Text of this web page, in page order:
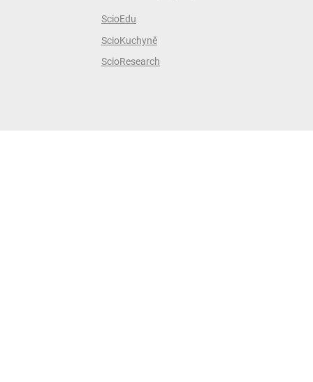
ScioEdu
ScioKuchyně
ScioResearch